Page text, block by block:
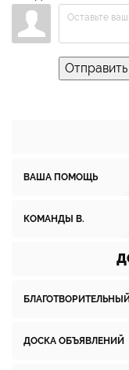
Отправить
ВАША ПОМОЩЬ
КОМАНДЫ В.
ДОСКА ОБЪЯВЛЕНИЙ